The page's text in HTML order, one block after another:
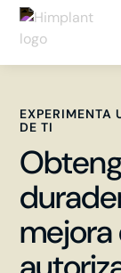
EXPERIMENTA
DE TI